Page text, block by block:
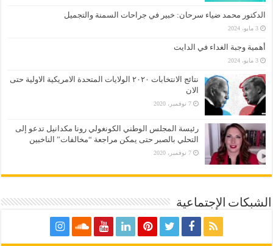
الدكتور محمد ضياء سرحان: خبير في جراحات السمنة والتجميل
3 مايو، 2024
أهمية وجبة الغداء في الدايت
3 مايو، 2024
نتائج الانتخابات ٢٠٢٠ الولايات المتحدة الامريكية الاولية حتى
الان
7 نوفمبر، 2020
رئيسة المجلس الوطني الكونغولي رونا مكدانيل تدعو إلى
التحلي بالصبر حتى يمكن مراجعة “مخالفات” الناخبين
7 نوفمبر، 2020
الشبكات الإجتماعية